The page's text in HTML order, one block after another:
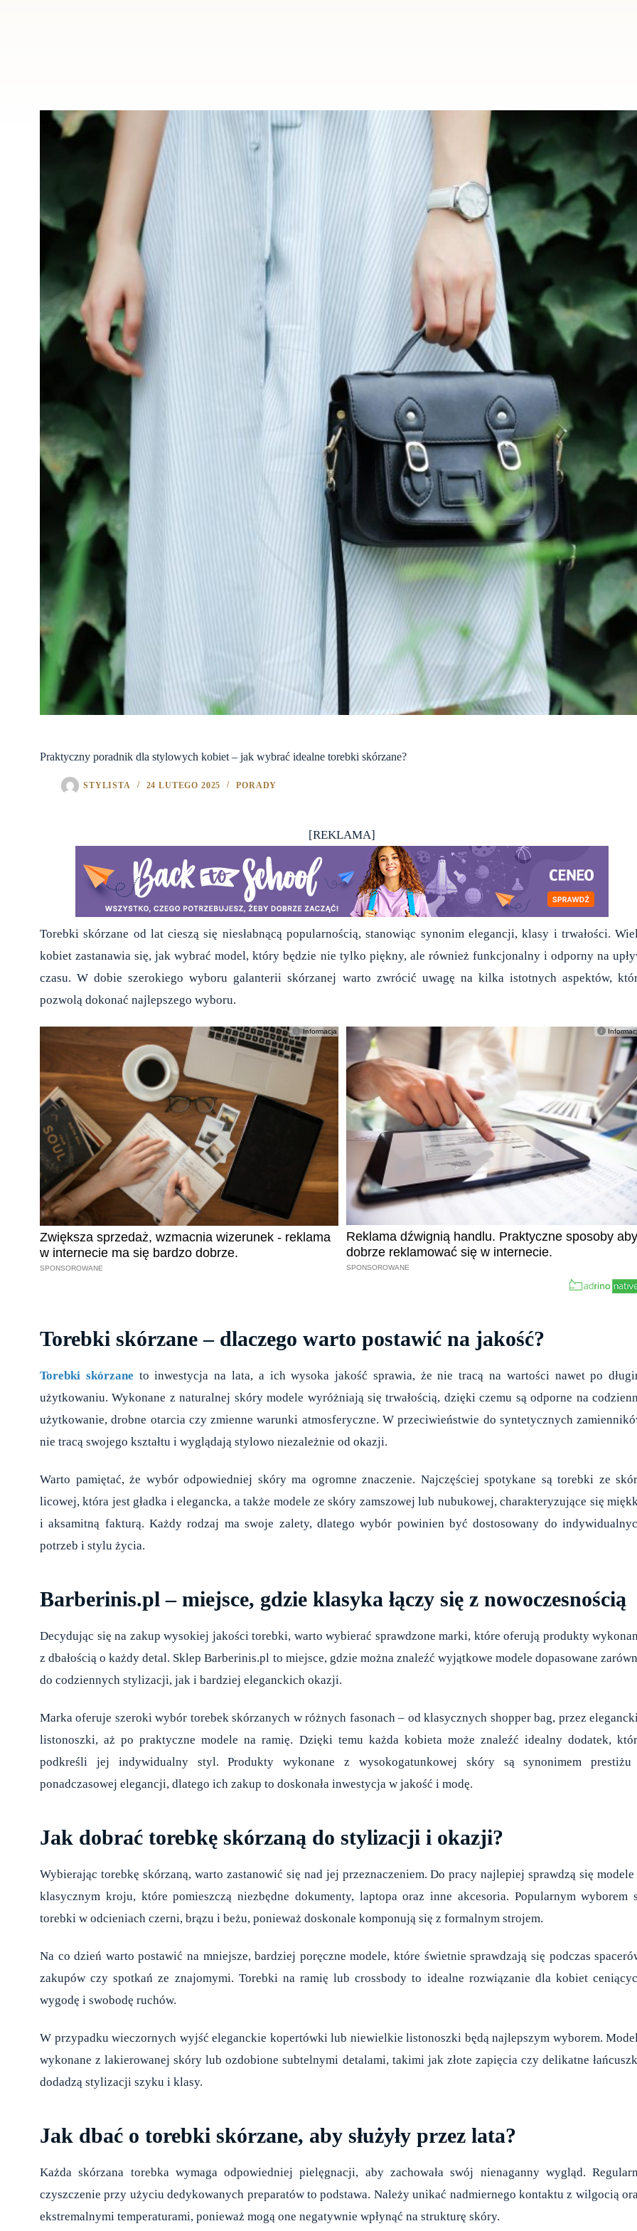
Praktyczny poradnik dla stylowych kobiet – jak wybrać idealne torebki skórzane?
STYLISTA 24 LUTEGO 2025 PORADY
[REKLAMA]
Torebki skórzane od lat cieszą się niesłabnącą popularnością, stanowiąc synonim elegancji, klasy i trwałości.
kobiet zastanawia się, jak wybrać model, który będzie nie tylko piękny, ale również funkcjonalny i odporny na
czasu. W dobie szerokiego wyboru galanterii skórzanej warto zwrócić uwagę na kilka istotnych aspektów,
pozwolą dokonać najlepszego wyboru.
Torebki skórzane – dlaczego warto postawić na jakość?
Torebki skórzane to inwestycja na lata, a ich wysoka jakość sprawia, że nie tracą na wartości nawet po
użytkowaniu. Wykonane z naturalnej skóry modele wyróżniają się trwałością, dzięki czemu są odporne na
użytkowanie, drobne otarcia czy zmienne warunki atmosferyczne. W przeciwieństwie do syntetycznych
nie tracą swojego kształtu i wyglądają stylowo niezależnie od okazji.
Warto pamiętać, że wybór odpowiedniej skóry ma ogromne znaczenie. Najczęściej spotykane są torebki ze
licowej, która jest gładka i elegancka, a także modele ze skóry zamszowej lub nubukowej, charakteryzujące się
i aksamitną fakturą. Każdy rodzaj ma swoje zalety, dlatego wybór powinien być dostosowany do
potrzeb i stylu życia.
Barberinis.pl – miejsce, gdzie klasyka łączy się z nowoczesnością
Decydując się na zakup wysokiej jakości torebki, warto wybierać sprawdzone marki, które oferują produkty
z dbałością o każdy detal. Sklep Barberinis.pl to miejsce, gdzie można znaleźć wyjątkowe modele dopasowane
do codziennych stylizacji, jak i bardziej eleganckich okazji.
Marka oferuje szeroki wybór torebek skórzanych w różnych fasonach – od klasycznych shopper bag, przez
listonoszki, aż po praktyczne modele na ramię. Dzięki temu każda kobieta może znaleźć idealny dodatek,
podkreśli jej indywidualny styl. Produkty wykonane z wysokogatunkowej skóry są synonimem
ponadczasowej elegancji, dlatego ich zakup to doskonała inwestycja w jakość i modę.
Jak dobrać torebkę skórzaną do stylizacji i okazji?
Wybierając torebkę skórzaną, warto zastanowić się nad jej przeznaczeniem. Do pracy najlepiej sprawdzą się modele
klasycznym kroju, które pomieszczą niezbędne dokumenty, laptopa oraz inne akcesoria. Popularnym wyborem
torebki w odcieniach czerni, brązu i beżu, ponieważ doskonale komponują się z formalnym strojem.
Na co dzień warto postawić na mniejsze, bardziej poręczne modele, które świetnie sprawdzają się podczas
zakupów czy spotkań ze znajomymi. Torebki na ramię lub crossbody to idealne rozwiązanie dla kobiet
wygodę i swobodę ruchów.
W przypadku wieczornych wyjść eleganckie kopertówki lub niewielkie listonoszki będą najlepszym wyborem.
wykonane z lakierowanej skóry lub ozdobione subtelnymi detalami, takimi jak złote zapięcia czy delikatne
dodadzą stylizacji szyku i klasy.
Jak dbać o torebki skórzane, aby służyły przez lata?
Każda skórzana torebka wymaga odpowiedniej pielęgnacji, aby zachowała swój nienaganny wygląd.
czyszczenie przy użyciu dedykowanych preparatów to podstawa. Należy unikać nadmiernego kontaktu z wilgocią
ekstremalnymi temperaturami, ponieważ mogą one negatywnie wpłynąć na strukturę skóry.